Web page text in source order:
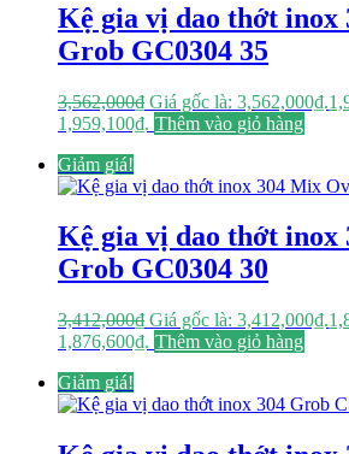
Kệ gia vị dao thớt inox
Grob GC0304 35
3,562,000₫ Giá gốc là: 3,562,000₫.
1,959,100₫. Thêm vào giỏ hàng
Giảm giá!
Kệ gia vị dao thớt inox
Grob GC0304 30
3,412,000₫ Giá gốc là: 3,412,000₫.
1,876,600₫. Thêm vào giỏ hàng
Giảm giá!